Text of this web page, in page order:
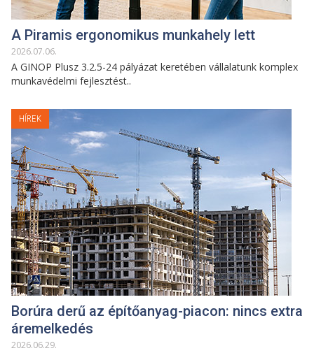
A Piramis ergonomikus munkahely lett
2026.07.06.
A GINOP Plusz 3.2.5-24 pályázat keretében vállalatunk komplex
munkavédelmi fejlesztést..
HÍREK
Borúra derű az építőanyag-piacon: nincs extra
áremelkedés
2026.06.29.